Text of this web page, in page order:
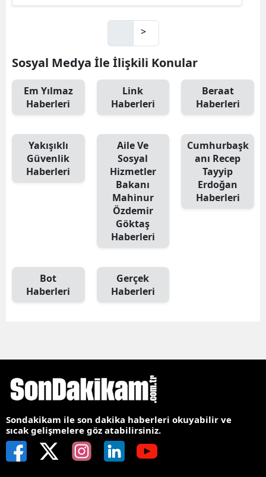
>
Sosyal Medya İle İlişkili Konular
Em Yılmaz
Haberleri
Link
Haberleri
Beraat
Haberleri
Yakışıklı
Güvenlik
Haberleri
Aile Ve
Sosyal
Hizmetler
Bakanı
Mahinur
Özdemir
Göktaş
Haberleri
Cumhurbaşk
anı Recep
Tayyip
Erdoğan
Haberleri
Bot
Haberleri
Gerçek
Haberleri
Sondakikam ile son dakika haberleri okuyabilir ve
sıcak gelişmelere göz atabilirsiniz.